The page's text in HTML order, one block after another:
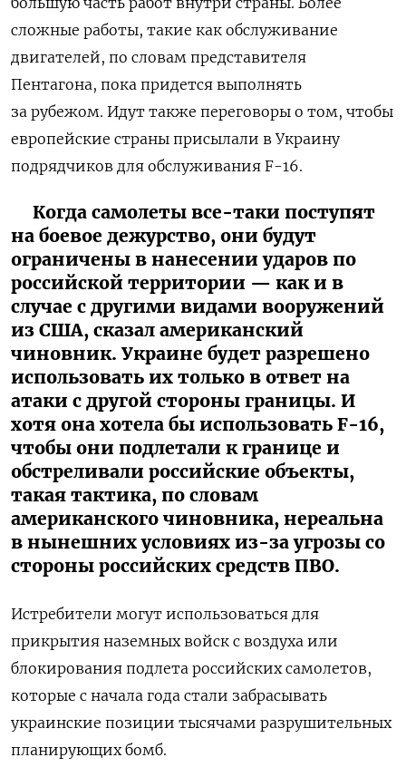
сложные работы, такие как обслуживание
двигателей, по словам представителя
Пентагона, пока придется выполнять
за рубежом. Идут также переговоры о том, чтобы
европейские страны присылали в Украину
подрядчиков для обслуживания F-16.
Когда самолеты все-таки поступят
на боевое дежурство, они будут
ограничены в нанесении ударов по
российской территории — как и в
случае с другими видами вооружений
из США, сказал американский
чиновник. Украине будет разрешено
использовать их только в ответ на
атаки с другой стороны границы. И
хотя она хотела бы использовать F-16,
чтобы они подлетали к границе и
обстреливали российские объекты,
такая тактика, по словам
американского чиновника, нереальна
в нынешних условиях из-за угрозы со
стороны российских средств ПВО.
Истребители могут использоваться для
прикрытия наземных войск с воздуха или
блокирования подлета российских самолетов,
которые с начала года стали забрасывать
украинские позиции тысячами разрушительных
планирующих бомб.